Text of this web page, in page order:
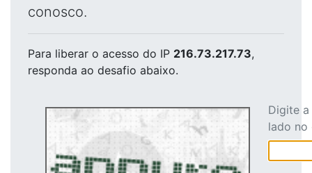
conosco.
Para liberar o acesso do IP 216.73.217.73,
responda ao desafio abaixo.
Digite
lado no